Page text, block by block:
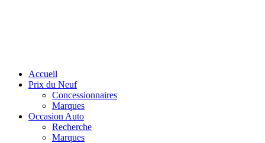
Accueil
Prix du Neuf
Concessionnaires
Marques
Occasion Auto
Recherche
Marques